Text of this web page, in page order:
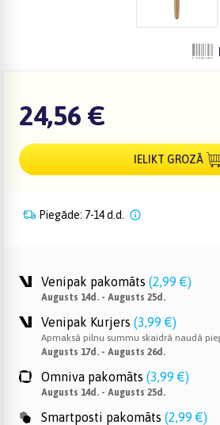
24,56 €
IELIKT GROZĀ
Piegāde: 7-14 d.d.
Venipak pakomāts (2,99 €)
Augusts 14d. - Augusts 25d.
Venipak Kurjers (3,99 €)
Apmaksā pilnu summu skaidrā naudā
Augusts 17d. - Augusts 26d.
Omniva pakomāts (3,99 €)
Augusts 14d. - Augusts 25d.
Smartposti pakomāts (2,99 €)